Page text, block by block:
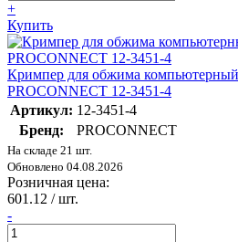
+
Купить
Кримпер для обжима
PROCONNECT 12-3451-4
Артикул: 12-3451-4
Бренд:
PROCONNECT
На складе 21 шт.
Обновлено 04.08.2026
Розничная цена:
601.12 / шт.
-